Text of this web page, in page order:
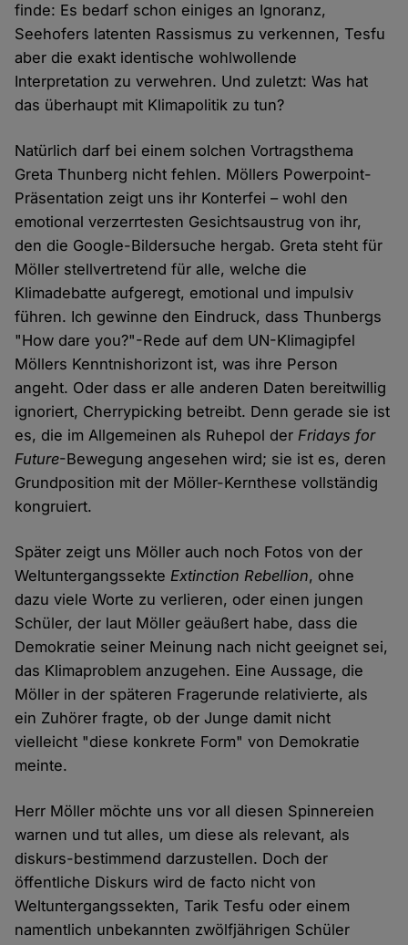
finde: Es bedarf schon einiges an Ignoranz,
Seehofers latenten Rassismus zu verkennen, Tesfu
aber die exakt identische wohlwollende
Interpretation zu verwehren. Und zuletzt: Was hat
das überhaupt mit Klimapolitik zu tun?
Natürlich darf bei einem solchen Vortragsthema
Greta Thunberg nicht fehlen. Möllers Powerpoint-
Präsentation zeigt uns ihr Konterfei – wohl den
emotional verzerrtesten Gesichtsaustrug von ihr,
den die Google-Bildersuche hergab. Greta steht für
Möller stellvertretend für alle, welche die
Klimadebatte aufgeregt, emotional und impulsiv
führen. Ich gewinne den Eindruck, dass Thunbergs
"How dare you?"-Rede auf dem UN-Klimagipfel
Möllers Kenntnishorizont ist, was ihre Person
angeht. Oder dass er alle anderen Daten bereitwillig
ignoriert, Cherrypicking betreibt. Denn gerade sie ist
es, die im Allgemeinen als Ruhepol derFridays for
Future-Bewegung angesehen wird; sie ist es, deren
Grundposition mit der Möller-Kernthese vollständig
kongruiert.
Später zeigt uns Möller auch noch Fotos von der
WeltuntergangssekteExtinction Rebellion, ohne
dazu viele Worte zu verlieren, oder einen jungen
Schüler, der laut Möller geäußert habe, dass die
Demokratie seiner Meinung nach nicht geeignet sei,
das Klimaproblem anzugehen. Eine Aussage, die
Möller in der späteren Fragerunde relativierte, als
ein Zuhörer fragte, ob der Junge damit nicht
vielleicht "diese konkrete Form" von Demokratie
meinte.
Herr Möller möchte uns vor all diesen Spinnereien
warnen und tut alles, um diese als relevant, als
diskurs-bestimmend darzustellen. Doch der
öffentliche Diskurs wird de facto nicht von
Weltuntergangssekten, Tarik Tesfu oder einem
namentlich unbekannten zwölfjährigen Schüler